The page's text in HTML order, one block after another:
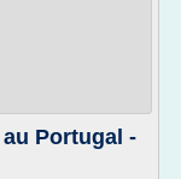
Portugal -